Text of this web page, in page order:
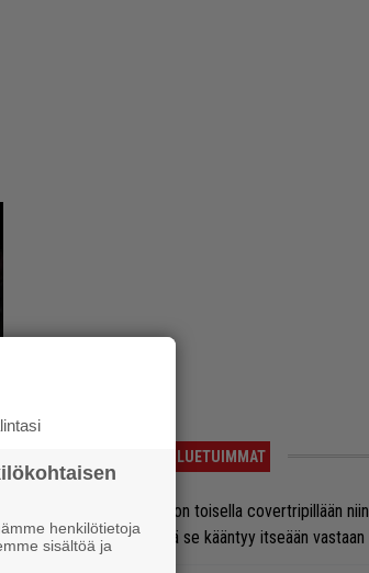
LUETUIMMAT
Arvio: Saimaa on toisella covertripillään niin
suvereeni, että se kääntyy itseään vastaan
henkilötietoja
sisältöä ja